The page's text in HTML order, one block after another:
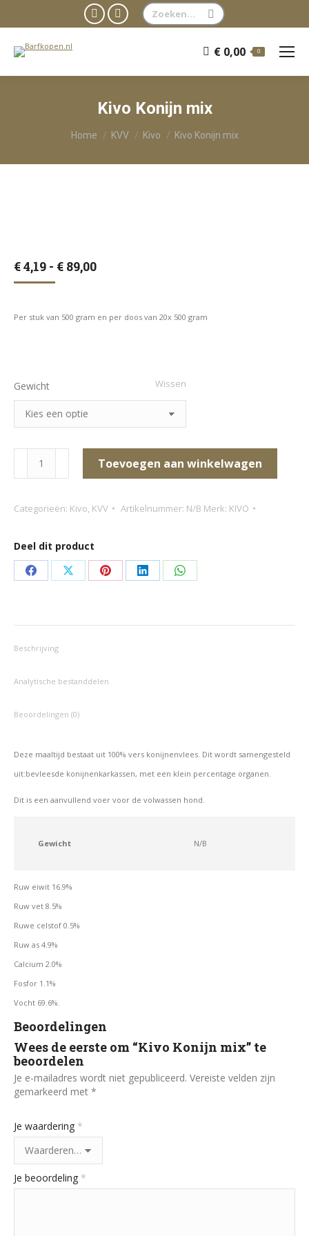
Facebook
in
window
WhatsApp
in
window
Zoeken:
€ 0,00 0
Kivo Konijn mix
Je bent hier:
Home KVV Kivo Kivo Konijn mix
€4,19 - € 89,00Prijsklasse:
Per stuk van 500 gram en per doos van 20x 500 gram
Gewicht Wissen
Konijn
aantal
Toevoegen aan winkelwagen
Categorieën: Kivo, KVV Artikelnummer: N/B Merk: KIVO
Deel dit product
Deel
Facebook
Deel
X
Deel
Pinterest
Deel
LinkedIn
Deel
WhatsApp
Beschrijving
Analytische bestanddelen
Beoordelingen (0)
Deze maaltijd bestaat uit 100% vers konijnenvlees. Dit wordt samengesteld
uit:bevleesde konijnenkarkassen, met een klein percentage organen.
Dit is een aanvullend voer voor de volwassen hond.
Gewicht N/B
Ruw eiwit 16.9%
Ruw vet 8.5%
Ruwe celstof 0.5%
Ruw as 4.9%
Calcium 2.0%
Fosfor 1.1%
Vocht 69.6%.
Beoordelingen
Wees de eerste om “Kivo Konijn mix” te
beoordelen
Je e-mailadres wordt niet gepubliceerd. Vereiste velden zijn
gemarkeerd met *
Je waardering *
Je beoordeling *